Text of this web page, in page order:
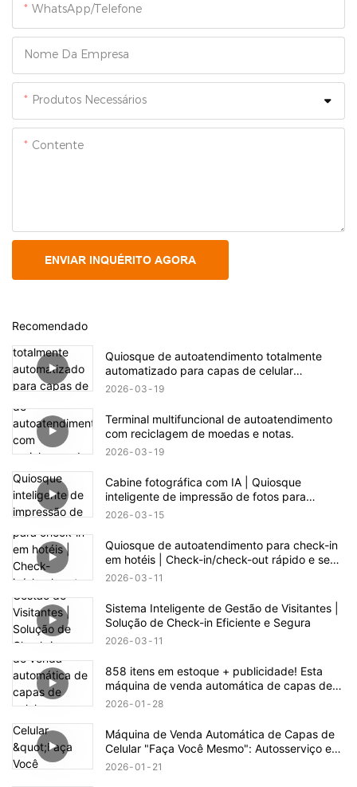
WhatsApp/Telefone
Nome Da Empresa
Produtos Necessários
Contente
ENVIAR INQUÉRITO AGORA
Recomendado
Quiosque de autoatendimento totalmente
automatizado para capas de celular
personalizadas.
2026 03 19
Terminal multifuncional de autoatendimento
com reciclagem de moedas e notas.
2026 03 19
Cabine fotográfica com IA | Quiosque
inteligente de impressão de fotos para
eventos e varejo
2026 03 15
Quiosque de autoatendimento para check-in
em hotéis | Check-in/check-out rápido e sem
contato
2026 03 11
Sistema Inteligente de Gestão de Visitantes |
Solução de Check-in Eficiente e Segura
2026 03 11
858 itens em estoque + publicidade! Esta
máquina de venda automática de capas de
celular esconde uma enorme oportunidade de
2026 01 28
Máquina de Venda Automática de Capas de
Celular "Faça Você Mesmo": Autosserviço e
Fabricação com Um Clique
2026 01 21